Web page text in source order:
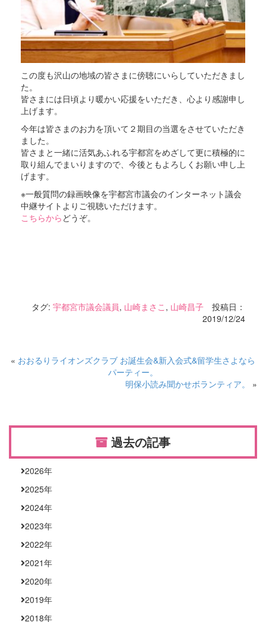
この度も沢山の地域の皆さまに傍聴にいらしていただきまし
た。
皆さまには日頃より暖かい応援をいただき、心より感謝申し
上げます。
今年は皆さまのお力を頂いて２期目の当選をさせていただき
ました。
皆さまと一緒に活気あふれる宇都宮をめざして更に積極的に
取り組んでまいりますので、今後ともよろしくお願い申し上
げます。
※一般質問の録画映像を宇都宮市議会のインターネット議会
中継サイトよりご視聴いただけます。
こちらから どうぞ。
タグ: 宇都宮市議会議員, 山崎まさこ , 山崎昌子 投稿日：
2019/12/24
« おおるりライオンズクラブ お誕生会&新入会式&留学生さよなら
パーティー。
明保小読み聞かせボランティア。
»
過去の記事
2026年
2025年
2024年
2023年
2022年
2021年
2020年
2019年
2018年